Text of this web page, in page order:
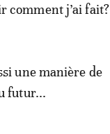
comment j’ai fait?
une manière de
futur...